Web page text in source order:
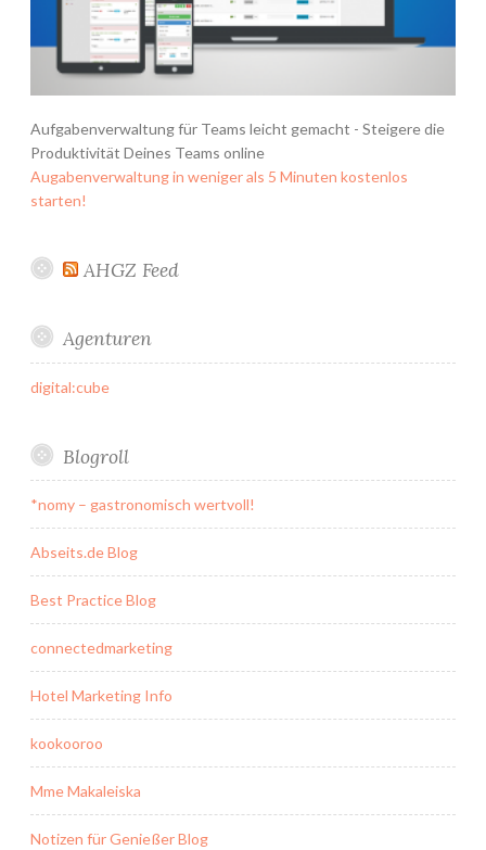
Aufgabenverwaltung für Teams leicht gemacht - Steigere die
Produktivität Deines Teams online
Augabenverwaltung in weniger als 5 Minuten kostenlos
starten!
AHGZ Feed
Agenturen
digital:cube
Blogroll
*nomy – gastronomisch wertvoll!
Abseits.de Blog
Best Practice Blog
connectedmarketing
Hotel Marketing Info
kookooroo
Mme Makaleiska
Notizen für Genießer Blog